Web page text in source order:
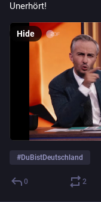
Unerhört!
Hide
#DuBistDeutschland
0 2